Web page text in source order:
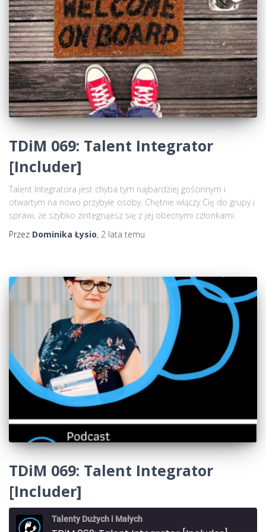
TDiM 069: Talent Integrator
[Includer]
Talent Integratora jest chyba tym najbardziej gościnnym i
otwartym na nowo przybyłe osoby. Chętnie włączy Cię do grupy i
sprawi, że szybko zintegrujesz się z jej obecnymi członkami.
Przez Dominika Łysio, 2 lata temu
TDiM 069: Talent Integrator
[Includer]
Talenty Dużych i Małych